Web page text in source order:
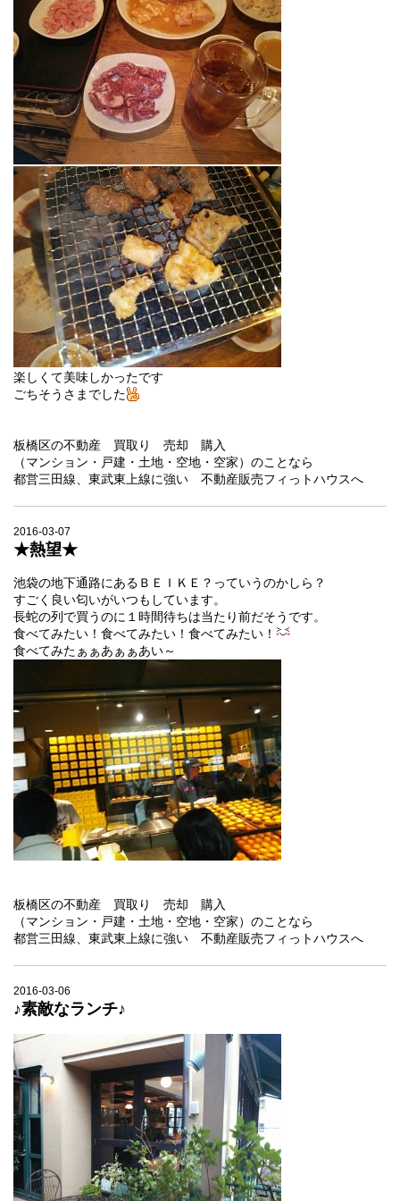
楽しくて美味しかったです
ごちそうさまでした
板橋区の不動産 買取り 売却 購入
（マンション・戸建・土地・空地・空家）のことなら
都営三田線、東武東上線に強い 不動産販売フィっトハウスへ
2016-03-07
★熱望★
池袋の地下通路にあるＢＥＩＫＥ？っていうのかしら？
すごく良い匂いがいつもしています。
長蛇の列で買うのに１時間待ちは当たり前だそうです。
食べてみたい！食べてみたい！食べてみたい！
食べてみたぁぁあぁぁあい～
板橋区の不動産 買取り 売却 購入
（マンション・戸建・土地・空地・空家）のことなら
都営三田線、東武東上線に強い 不動産販売フィっトハウスへ
2016-03-06
♪素敵なランチ♪